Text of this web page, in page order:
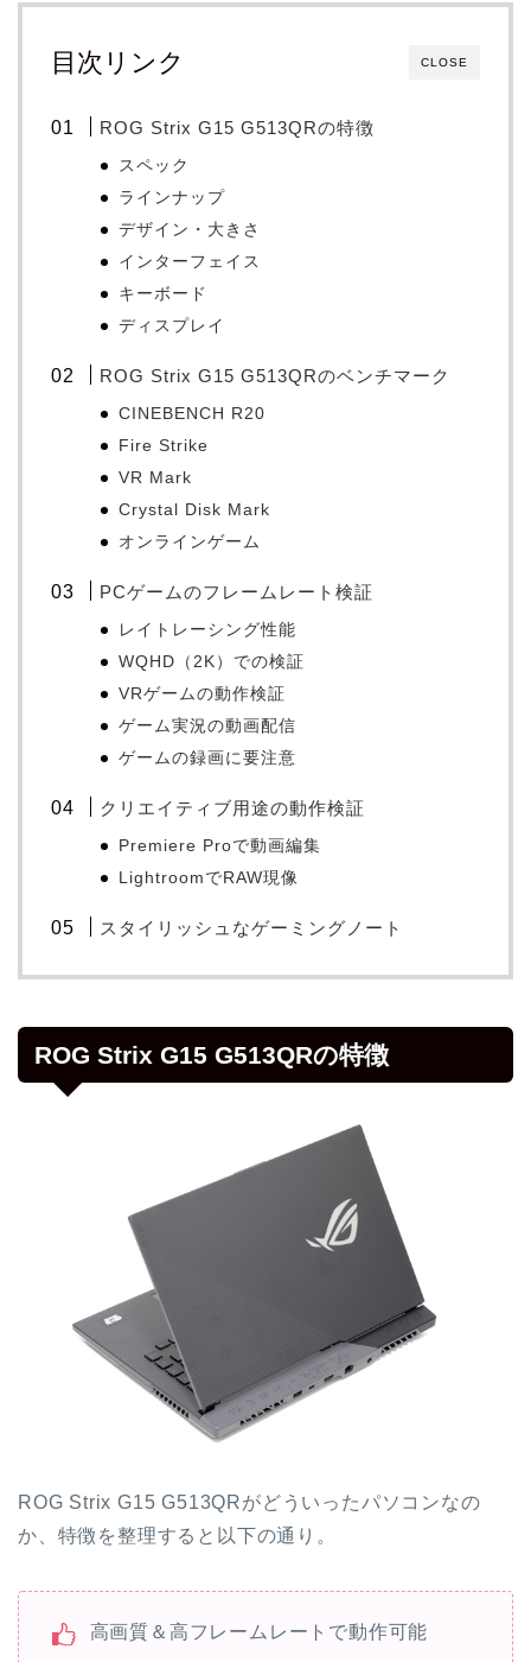
CLOSE
目次リンク
ROG Strix G15 G513QRの特徴
スペック
ラインナップ
デザイン・大きさ
インターフェイス
キーボード
ディスプレイ
ROG Strix G15 G513QRのベンチマーク
CINEBENCH R20
Fire Strike
VR Mark
Crystal Disk Mark
オンラインゲーム
PCゲームのフレームレート検証
レイトレーシング性能
WQHD（2K）での検証
VRゲームの動作検証
ゲーム実況の動画配信
ゲームの録画に要注意
クリエイティブ用途の動作検証
Premiere Proで動画編集
LightroomでRAW現像
スタイリッシュなゲーミングノート
ROG Strix G15 G513QRの特徴
ROG Strix G15 G513QRがどういったパソコンなの
か、特徴を整理すると以下の通り。
高画質＆高フレームレートで動作可能